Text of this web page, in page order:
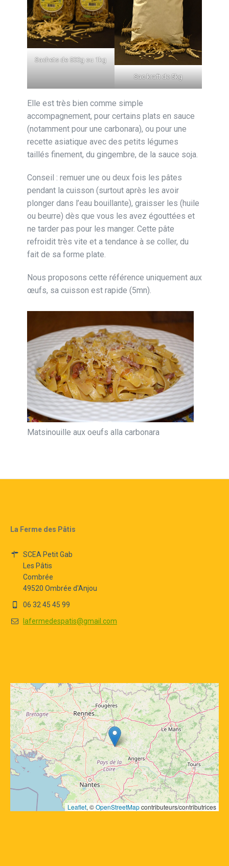
Sachets de 500g ou 1kg
Sac kraft de 5kg
Elle est très bien comme simple
accompagnement, pour certains plats en sauce
(notamment pour une carbonara), ou pour une
recette asiatique avec des petits légumes
taillés finement, du gingembre, de la sauce soja.
Conseil : remuer une ou deux fois les pâtes
pendant la cuisson (surtout après les avoir
plonger dans l’eau bouillante), graisser les (huile
ou beurre) dès que vous les avez égouttées et
ne tarder pas pour les manger. Cette pâte
refroidit très vite et a tendance à se coller, du
fait de sa forme plate.
Nous proposons cette référence uniquement aux
œufs, sa cuisson est rapide (5mn).
Matsinouille aux oeufs alla carbonara
La Ferme des Pâtis
SCEA Petit Gab
Les Pâtis
Combrée
49520 Ombrée d'Anjou
06 32 45 45 99
lafermedespatis@gmail.com
Leaflet, © OpenStreetMap contributeurs/contributrices